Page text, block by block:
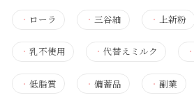
・ ローラ ・三谷紬 ・上新粉
・ 乳不使用 ・代替えミルク
・ 低脂質 ・備蓄品 ・副業